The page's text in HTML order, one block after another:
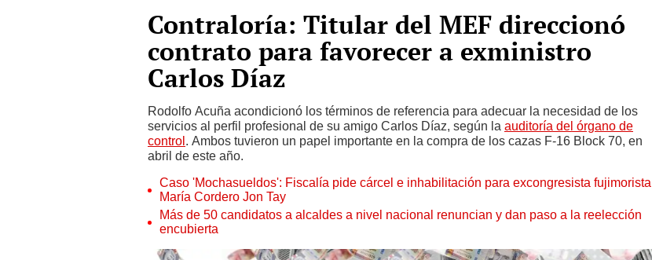
Contraloría: Titular del MEF direccionó
contrato para favorecer a exministro
Carlos Díaz
Rodolfo Acuña acondicionó los términos de referencia para adecuar la necesidad de los
servicios al perfil profesional de su amigo Carlos Díaz, según la auditoría del órgano de
control. Ambos tuvieron un papel importante en la compra de los cazas F-16 Block 70, en
abril de este año.
Caso 'Mochasueldos': Fiscalía pide cárcel e inhabilitación para excongresista fujimorista
María Cordero Jon Tay
Más de 50 candidatos a alcaldes a nivel nacional renuncian y dan paso a la reelección
encubierta